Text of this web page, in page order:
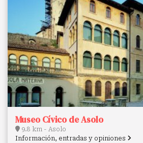
Museo Cívico de Asolo
9.8 km - Asolo
Información, entradas y opiniones